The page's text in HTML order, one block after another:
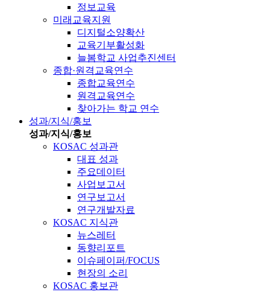
정보교육
미래교육지원
디지털소양확산
교육기부활성화
늘봄학교 사업추진센터
종합·원격교육연수
종합교육연수
원격교육연수
찾아가는 학교 연수
성과/지식/홍보
성과/지식/홍보
KOSAC 성과관
대표 성과
주요데이터
사업보고서
연구보고서
연구개발자료
KOSAC 지식관
뉴스레터
동향리포트
이슈페이퍼/FOCUS
현장의 소리
KOSAC 홍보관